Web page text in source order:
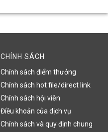
CHÍNH SÁCH
Chính sách điểm thưởng
Chính sách hot file/direct link
Chính sách hội viên
Điều khoản của dịch vụ
Chính sách và quy định chung